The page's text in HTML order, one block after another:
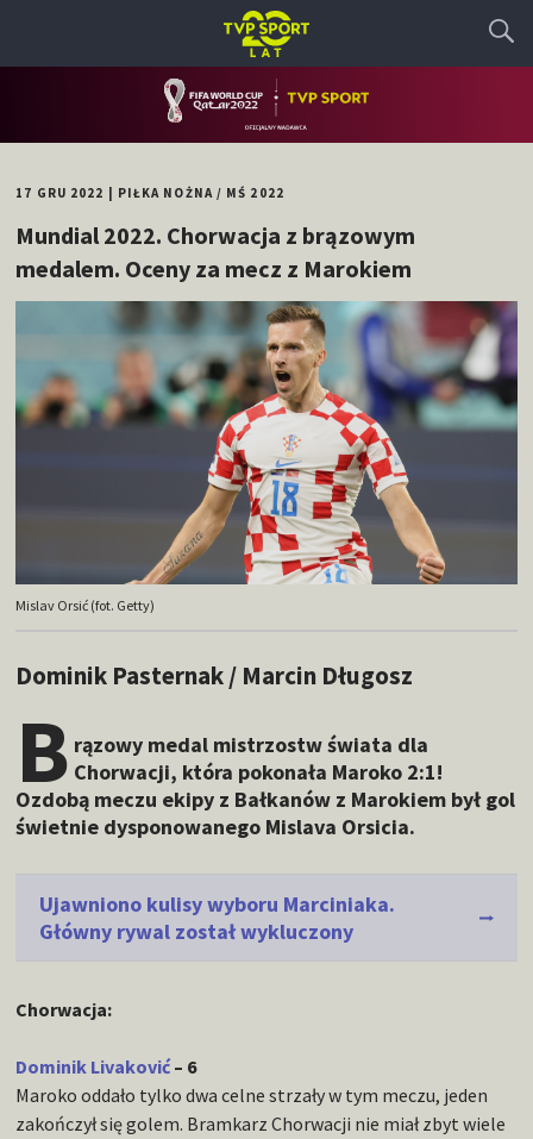
17 GRU 2022 PIŁKA NOŻNA/ MŚ 2022
Mundial 2022. Chorwacja z brązowym
medalem. Oceny za mecz z Marokiem
Mislav Orsić (fot. Getty)
Dominik Pasternak / Marcin Długosz
B rązowy medal mistrzostw świata dla
Chorwacji, która pokonała Maroko 2:1!
Ozdobą meczu ekipy z Bałkanów z Marokiem był gol
świetnie dysponowanego Mislava Orsicia.
Ujawniono kulisy wyboru Marciniaka.
Główny rywal został wykluczony
Chorwacja:
Dominik Livaković– 6
Maroko oddało tylko dwa celne strzały w tym meczu, jeden
zakończył się golem. Bramkarz Chorwacji nie miał zbyt wiele